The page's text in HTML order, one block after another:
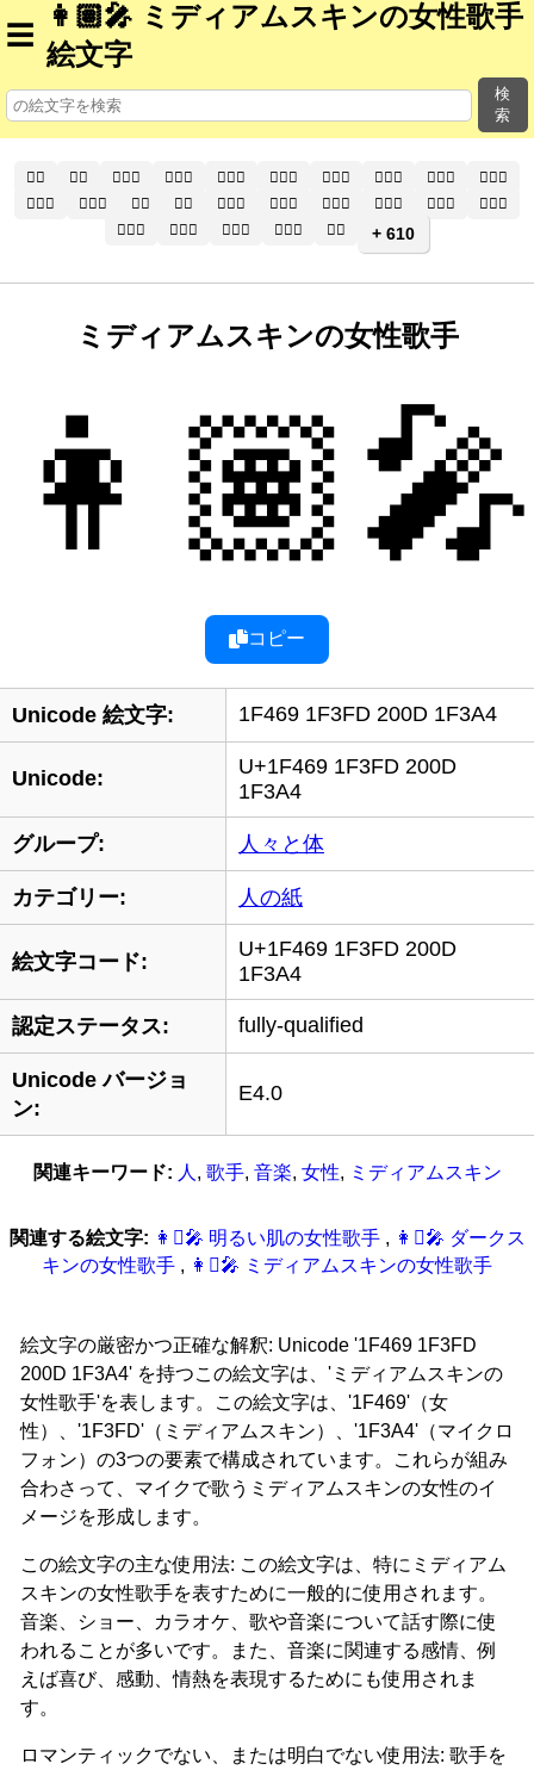
☰
👩🏽‍🎤 ミディアムスキンの女性歌手
絵文字
検
索
🧑‍⚕️ 🧑‍⚕ 🧑🏻‍⚕️ 🧑🏻‍⚕ 🧑🏼‍⚕️ 🧑🏼‍⚕ 🧑🏽‍⚕️ 🧑🏽‍⚕ 🧑🏾‍⚕️
🧑🏾‍⚕
🧑🏿‍⚕️
🧑🏿‍⚕ 👨‍⚕️ 👨‍⚕ 👨🏻‍⚕️ 👨🏻‍⚕ 👨🏼‍⚕️ 👨🏼‍⚕ 👨🏽‍⚕️
👨🏽‍⚕
👨🏾‍⚕️
👨🏾‍⚕ 👨🏿‍⚕️ 👨🏿‍⚕ 👩‍⚕️ + 610
ミディアムスキンの女性歌手
👩🏽‍🎤
コピー
Unicode 絵文字: 1F469 1F3FD 200D 1F3A4
Unicode:
U+1F469 1F3FD 200D
1F3A4
グループ: 人々と体
カテゴリー: 人の紙
絵文字コード:
U+1F469 1F3FD 200D
1F3A4
認定ステータス: fully-qualified
Unicode バージョ
ン:
E4.0
関連キーワード: 人 , 歌手, 音楽, 女性, ミディアムスキン
関連する絵文字: 👩‍🏻‍‍‍🎤 明るい肌の女性歌手 , 👩‍🏿‍‍‍🎤 ダークス
キンの女性歌手 , 👩‍🏾‍‍‍🎤 ミディアムスキンの女性歌手
絵文字の厳密かつ正確な解釈: Unicode '1F469 1F3FD
200D 1F3A4' を持つこの絵文字は、'ミディアムスキンの
女性歌手'を表します。この絵文字は、'1F469'（女
性）、'1F3FD'（ミディアムスキン）、'1F3A4'（マイクロ
フォン）の3つの要素で構成されています。これらが組み
合わさって、マイクで歌うミディアムスキンの女性のイ
メージを形成します。
この絵文字の主な使用法: この絵文字は、特にミディアム
スキンの女性歌手を表すために一般的に使用されます。
音楽、ショー、カラオケ、歌や音楽について話す際に使
われることが多いです。また、音楽に関連する感情、例
えば喜び、感動、情熱を表現するためにも使用されま
す。
ロマンティックでない、または明白でない使用法: 歌手を